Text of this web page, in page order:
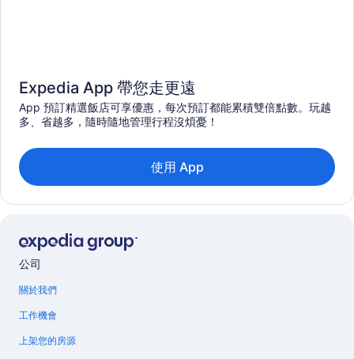
Expedia App 帶您走更遠
App 預訂精選飯店可享優惠，每次預訂都能累積雙倍點數。玩越
多、省越多，隨時隨地管理行程沒煩憂！
使用 App
公司
關於我們
工作機會
上架您的房源